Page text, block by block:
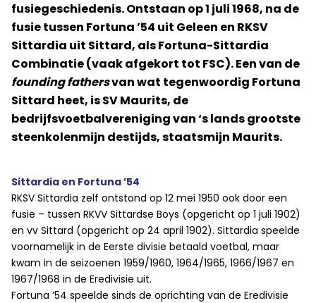
fusiegeschiedenis. Ontstaan op 1 juli 1968, na de
fusie tussen Fortuna ’54 uit Geleen en RKSV
Sittardia uit Sittard, als Fortuna-Sittardia
Combinatie (vaak afgekort tot FSC). Een van de
founding fathersvan wat tegenwoordig Fortuna
Sittard heet, is SV Maurits, de
bedrijfsvoetbalvereniging van ‘s lands grootste
steenkolenmijn destijds, staatsmijn Maurits.
Sittardia en Fortuna ’54
RKSV Sittardia zelf ontstond op 12 mei 1950 ook door een
fusie – tussen RKVV Sittardse Boys (opgericht op 1 juli 1902)
en vv Sittard (opgericht op 24 april 1902). Sittardia speelde
voornamelijk in de Eerste divisie betaald voetbal, maar
kwam in de seizoenen 1959/1960, 1964/1965, 1966/1967 en
1967/1968 in de Eredivisie uit.
Fortuna ’54 speelde sinds de oprichting van de Eredivisie